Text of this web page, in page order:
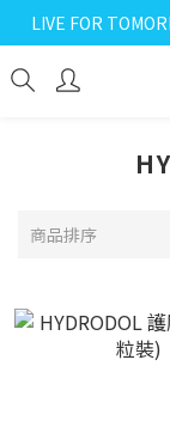
LIVE FOR
商品排序